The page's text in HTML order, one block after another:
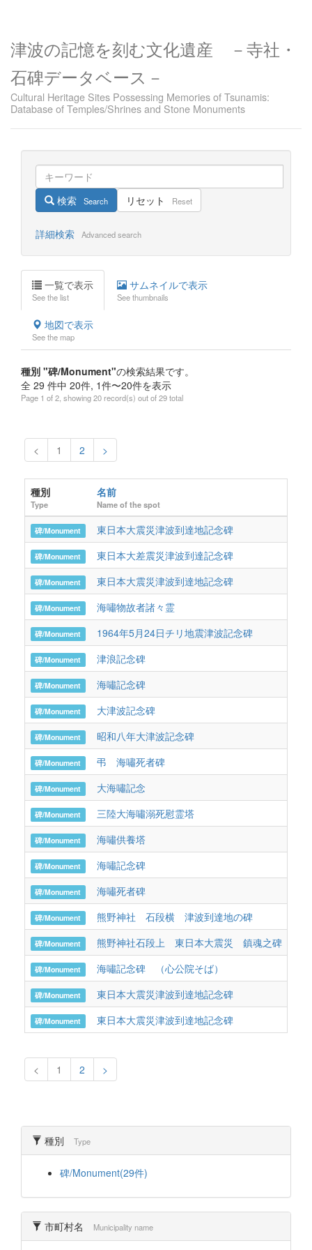
津波の記憶を刻む文化遺産 －寺社・
石碑データベース－
Cultural Heritage Sites Possessing Memories of Tsunamis:
Database of Temples/Shrines and Stone Monuments
検索 Search リセット Reset
詳細検索 Advanced search
一覧で表示
See the list
サムネイルで表示
See thumbnails
地図で表示
See the map
種別 "碑/Monument"の検索結果です。
全 29 件中 20件, 1件〜20件を表示
Page 1 of 2, showing 20 record(s) out of 29 total
< 1 2 >
種別
Type
名前
Name of the spot
碑/Monument 東日本大震災津波到達地記念碑
碑/Monument 東日本大差震災津波到達記念碑
碑/Monument 東日本大震災津波到達地記念碑
碑/Monument 海嘯物故者諸々霊
碑/Monument 1964年5月24日チリ地震津波記念碑
碑/Monument 津浪記念碑
碑/Monument 海嘯記念碑
碑/Monument 大津波記念碑
碑/Monument 昭和八年大津波記念碑
碑/Monument 弔 海嘯死者碑
碑/Monument 大海嘯記念
碑/Monument 三陸大海嘯溺死慰霊塔
碑/Monument 海嘯供養塔
碑/Monument 海嘯記念碑
碑/Monument 海嘯死者碑
碑/Monument 熊野神社 石段横 津波到達地の碑
碑/Monument 熊野神社石段上 東日本大震災 鎮魂之碑
碑/Monument 海嘯記念碑 （心公院そば）
碑/Monument 東日本大震災津波到達地記念碑
碑/Monument 東日本大震災津波到達地記念碑
< 1 2 >
種別 Type
碑/Monument(29件)
市町村名 Municipality name